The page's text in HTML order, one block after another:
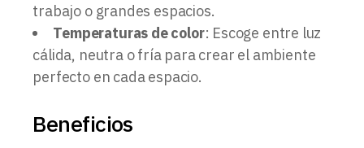
trabajo o grandes espacios.
Temperaturas de color: Escoge entre luz
cálida, neutra o fría para crear el ambiente
perfecto en cada espacio.
Beneficios